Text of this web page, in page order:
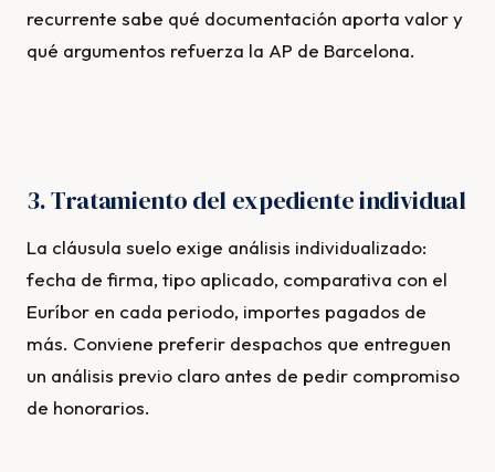
recurrente sabe qué documentación aporta valor y
qué argumentos refuerza la AP de Barcelona.
3. Tratamiento del expediente individual
La cláusula suelo exige análisis individualizado:
fecha de firma, tipo aplicado, comparativa con el
Euríbor en cada periodo, importes pagados de
más. Conviene preferir despachos que entreguen
un análisis previo claro antes de pedir compromiso
de honorarios.